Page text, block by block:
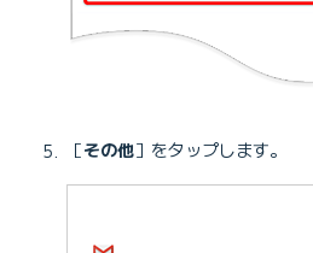
［その他］をタップします。